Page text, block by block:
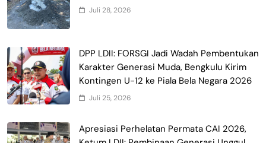
Juli 28, 2026
DPP LDII: FORSGI Jadi Wadah Pembentukan
Karakter Generasi Muda, Bengkulu Kirim
Kontingen U-12 ke Piala Bela Negara 2026
Juli 25, 2026
Apresiasi Perhelatan Permata CAI 2026,